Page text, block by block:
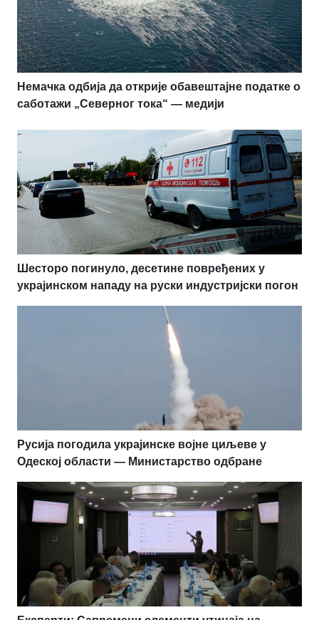
Немачка одбија да открије обавештајне податке о
саботажи „Северног тока“ — медији
Шесторо погинуло, десетине повређених у
украјинском нападу на руски индустријски погон
Русија погодила украјинске војне циљеве у
Одеској области — Министарство одбране